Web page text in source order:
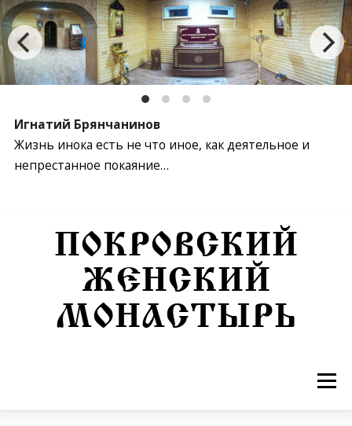
Игнатий Брянчанинов
Жизнь инока есть не что иное, как деятельное и
непрестанное покаяние…
ПОКРОВСКИЙ
ЖЕНСКИЙ
МОНАСТЫРЬ
Меню